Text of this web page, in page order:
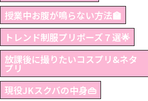
授業中お腹が鳴らない方法🏫
トレンド制服プリポーズ７選🌟
放課後に撮りたいコスプリ&ネタ
プリ
現役JKスクバの中身👜